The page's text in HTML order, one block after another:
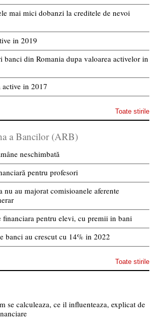
mai mici dobanzi la creditele de nevoi
in 2019
banci din Romania dupa valoarea activelor in
in 2017
Toate stirile
a Bancilor (ARB)
neschimbată
pentru profesori
nu au majorat comisioanele aferente
financiara pentru elevi, cu premii in bani
banci au crescut cu 14% in 2022
Toate stirile
se calculeaza, ce il influenteaza, explicat de